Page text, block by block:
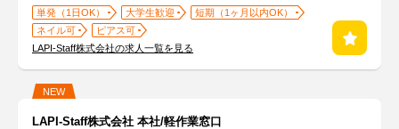
単発（1日OK） 大学生歓迎
短期（1ヶ月以内OK）
ネイル可
ピアス可
LAPI-Staff株式会社の求人一覧を見る
NEW
LAPI-Staff株式会社 本社/軽作業窓口